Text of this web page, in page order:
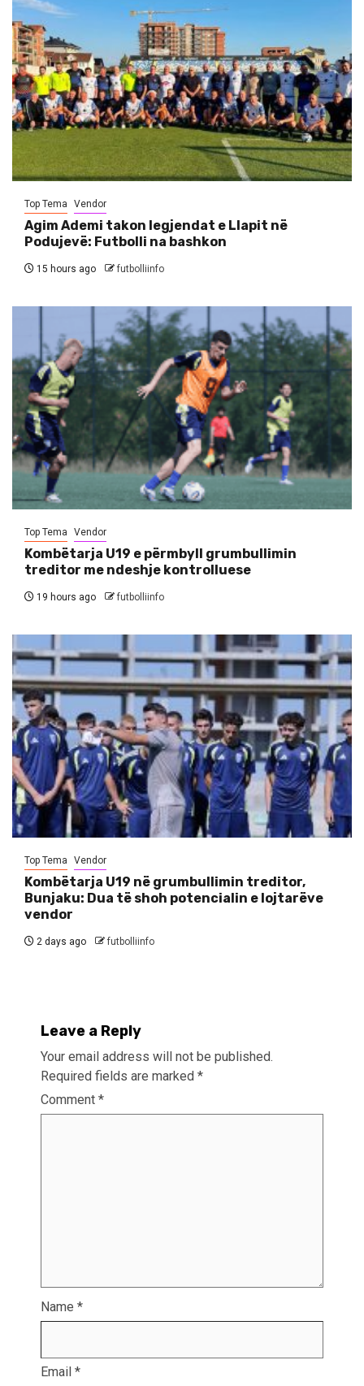
Top Tema Vendor
Agim Ademi takon legjendat e Llapit në
Podujevë: Futbolli na bashkon
15 hours ago futbolliinfo
Top Tema Vendor
Kombëtarja U19 e përmbyll grumbullimin
treditor me ndeshje kontrolluese
19 hours ago futbolliinfo
Top Tema Vendor
Kombëtarja U19 në grumbullimin treditor,
Bunjaku: Dua të shoh potencialin e lojtarëve
vendor
2 days ago futbolliinfo
Leave a Reply
Your email address will not be published.
Required fields are marked *
Comment *
Name *
Email *